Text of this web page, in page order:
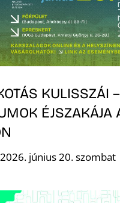
KULISSZÁI –
ÉJSZAKÁJA
június 20. szombat